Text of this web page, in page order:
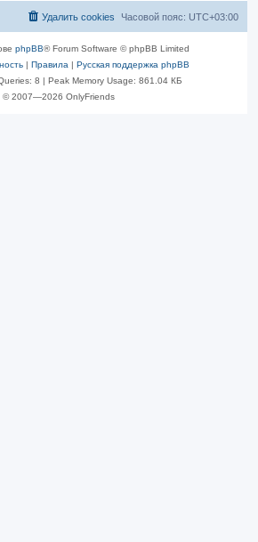
Часовой пояс: UTC+03:00
Удалить cookies
phpBB® Forum Software © phpBB Limited
| Правила | Русская поддержка phpBB
8 | Peak Memory Usage: 861.04 КБ
© 2007—2026 OnlyFriends